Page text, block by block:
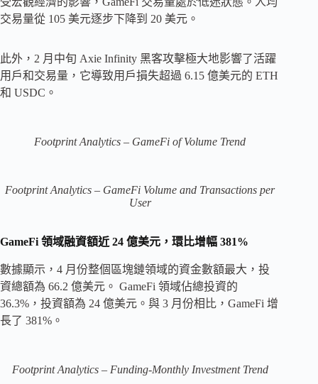
交易量從 105 美元逐步下降到 20 美元。
此外，2 月中旬 Axie Infinity 黑客攻擊極大地影響了活躍
用戶和交易量，它導致用戶損失超過 6.15 億美元的 ETH
和 USDC。
Footprint Analytics – GameFi of Volume Trend
Footprint Analytics – GameFi Volume and Transactions per
User
GameFi 領域融資額近 24 億美元，環比增幅 381%
數據顯示，4 月份整個區塊鏈領域的資金數額最大，投
資總額為 66.2 億美元。 GameFi 領域佔總投資的
36.3%，投資額為 24 億美元。與 3 月份相比，GameFi 增
長了 381%。
Footprint Analytics – Funding-Monthly Investment Trend